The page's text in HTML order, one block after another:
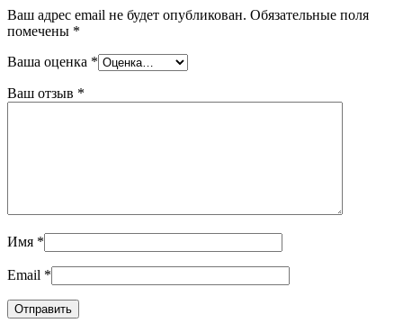
Ваш адрес email не будет опубликован. Обязательные поля
помечены *
Ваша оценка *
Ваш отзыв *
Имя *
Email *